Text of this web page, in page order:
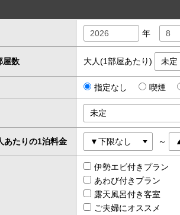
年
屋数 大人(1部屋あたり)
指定なし 喫煙
あたりの1泊料金 ～
伊勢エビ付きプラン
あわび付きプラン
露天風呂付き客室
ご夫婦にオススメ